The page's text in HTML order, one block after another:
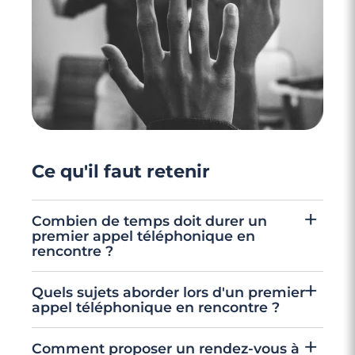
10 minutes
Quel sujet de conversation avoir avec son
date ?
Ce qu'il faut retenir
Combien de temps doit durer un
premier appel téléphonique en
rencontre ?
idéalement entre 20 et 40 minutes. C'est
suffisant pour créer un vrai lien et évaluer la
compatibilité, sans saturer la conversation.
Quels sujets aborder lors d'un premier
appel téléphonique en rencontre ?
Les sujets les plus efficaces sont : rebondir sur
Comment proposer un rendez-vous à